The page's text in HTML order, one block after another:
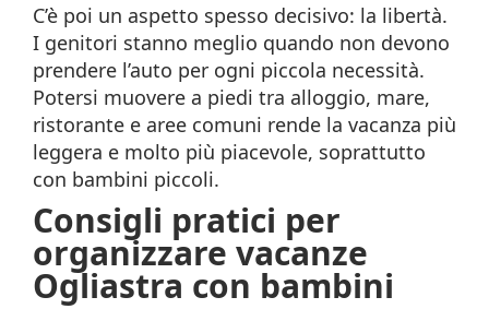
C’è poi un aspetto spesso decisivo: la libertà.
I genitori stanno meglio quando non devono
prendere l’auto per ogni piccola necessità.
Potersi muovere a piedi tra alloggio, mare,
ristorante e aree comuni rende la vacanza più
leggera e molto più piacevole, soprattutto
con bambini piccoli.
Consigli pratici per
organizzare vacanze
Ogliastra con bambini